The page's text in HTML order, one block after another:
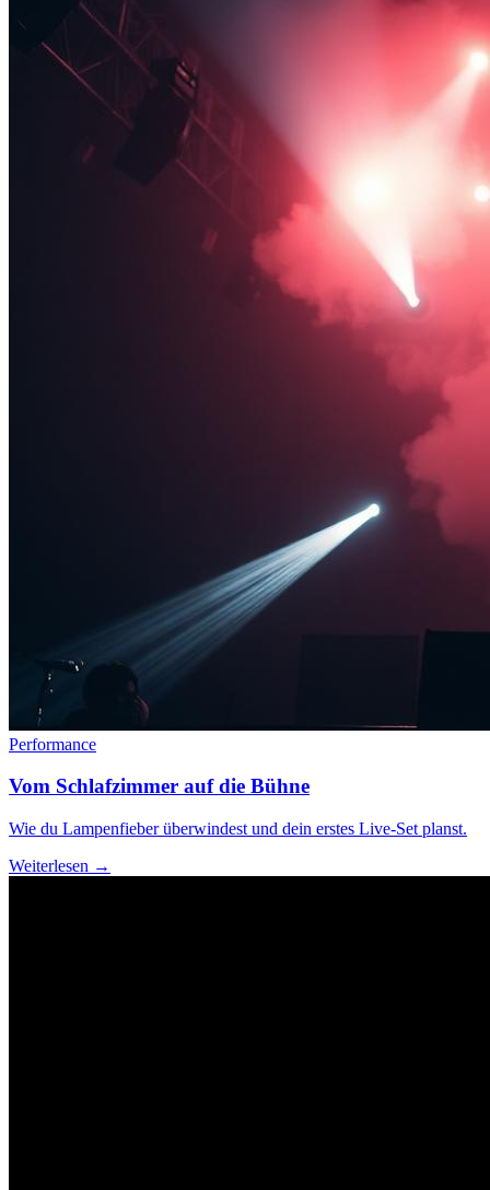
Performance
Vom Schlafzimmer auf die Bühne
Wie du Lampenfieber überwindest und dein erstes Live-Set planst.
Weiterlesen →